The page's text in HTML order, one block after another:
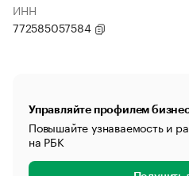
ИНН
772585057584
Управляйте профилем
Повышайте узнаваемость и
на РБК